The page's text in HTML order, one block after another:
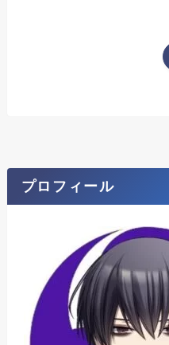
プロフィール